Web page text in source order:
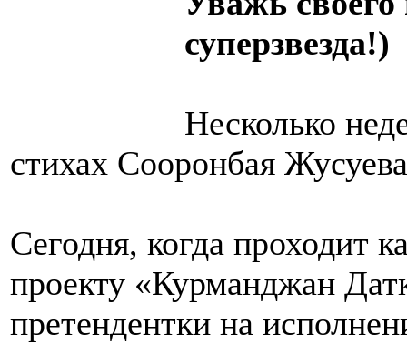
суперзвезда!)
Несколько
стихах Сооронбая
Сегодня, когда проходит
проекту «Курманджан
претендентки на